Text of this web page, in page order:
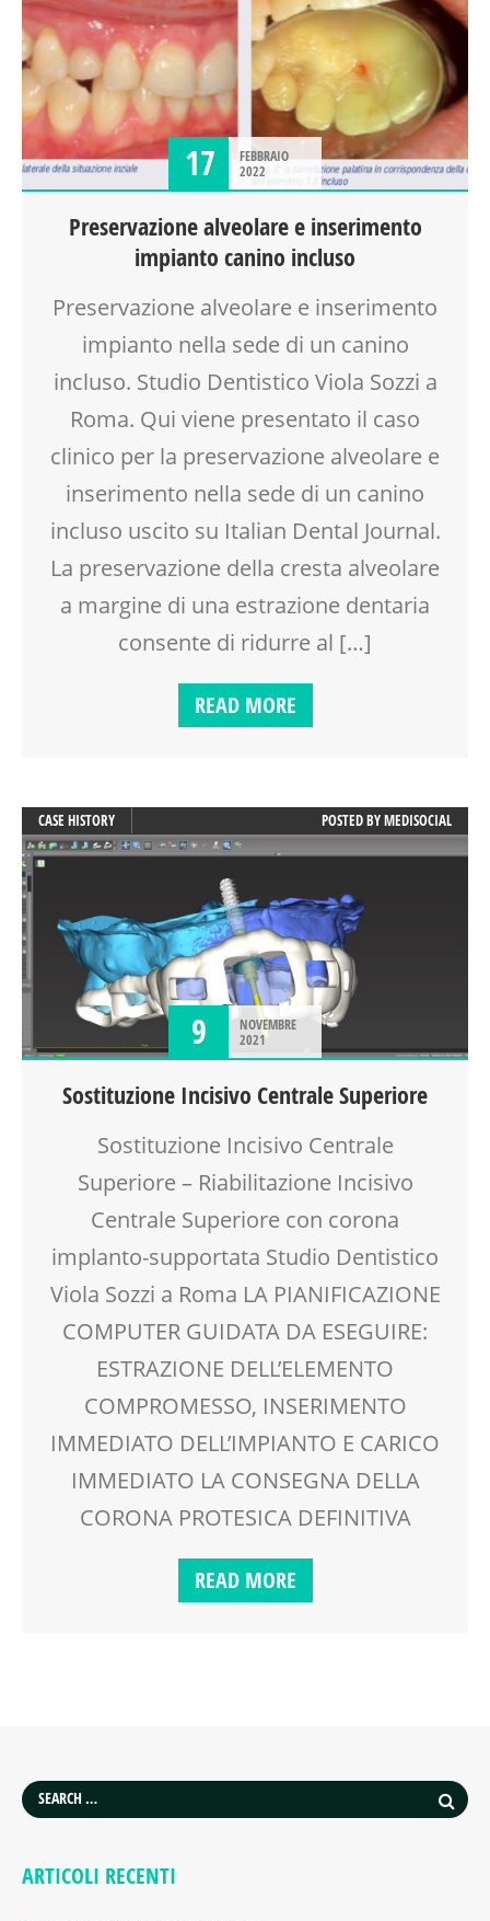
17
FEBBRAIO
2022
Preservazione alveolare e inserimento
impianto canino incluso
Preservazione alveolare e inserimento
impianto nella sede di un canino
incluso. Studio Dentistico Viola Sozzi a
Roma. Qui viene presentato il caso
clinico per la preservazione alveolare e
inserimento nella sede di un canino
incluso uscito su Italian Dental Journal.
La preservazione della cresta alveolare
a margine di una estrazione dentaria
consente di ridurre al […]
READ MORE
CASE HISTORY POSTED BYMEDISOCIAL
9
NOVEMBRE
2021
Sostituzione Incisivo Centrale Superiore
Sostituzione Incisivo Centrale
Superiore – Riabilitazione Incisivo
Centrale Superiore con corona
implanto-supportata Studio Dentistico
Viola Sozzi a Roma LA PIANIFICAZIONE
COMPUTER GUIDATA DA ESEGUIRE:
ESTRAZIONE DELL’ELEMENTO
COMPROMESSO, INSERIMENTO
IMMEDIATO DELL’IMPIANTO E CARICO
IMMEDIATO LA CONSEGNA DELLA
CORONA PROTESICA DEFINITIVA
READ MORE
ARTICOLI RECENTI